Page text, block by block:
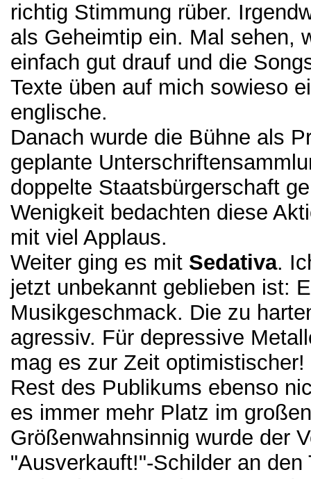
richtig Stimmung rüber.
als Geheimtip ein. Mal sehen,
einfach gut drauf und die
Texte üben auf mich sowieso
englische.
Danach wurde die Bühne als
geplante
doppelte Staatsbürgerschaft
Wenigkeit bedachten diese
mit viel Applaus.
Weiter ging es mit Sedativa.
jetzt unbekannt geblieben ist:
Musikgeschmack. Die zu
agressiv. Für depressive
mag es zur Zeit
Rest des Publikums ebenso
es immer mehr Platz im
Größenwahnsinnig wurde der
"Ausverkauft!"-Schilder an